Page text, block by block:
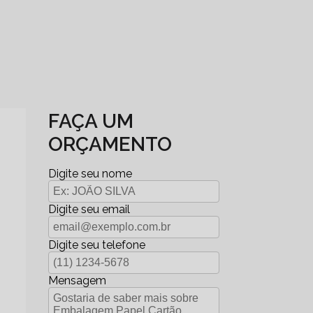
FAÇA UM
ORÇAMENTO
Digite seu nome
Digite seu email
Digite seu telefone
Mensagem